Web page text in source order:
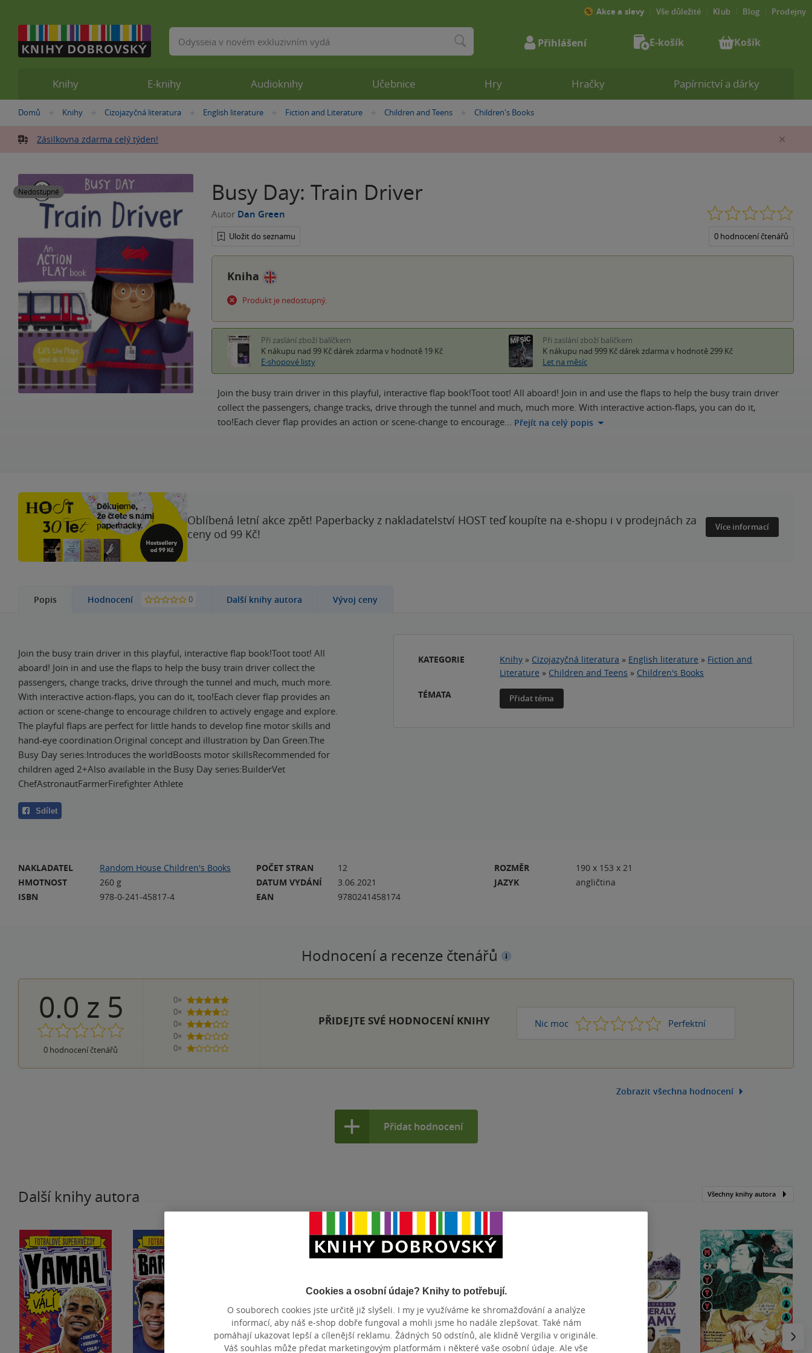
Nacházíte
zde:
Domů »
Knihy »
Cizojazyčná literatura »
English literature »Fiction and Literature »
Children and Teens »
Children's Books
Zásilkovna zdarma celý týden!
Nedostupné Busy Day: Train Driver
Autor Dan Green
Uložit do seznamu 0 hodnocení čtenářů
Kniha
Produkt je nedostupný.
Při zaslání zboží balíčkem
K nákupu nad 99 Kč dárek zdarma v hodnotě 19 Kč
E-shopové listy
Při zaslání zboží balíčkem
K nákupu nad 999 Kč dárek zdarma v hodnotě 299 Kč
Let na měsíc
Join the busy train driver in this playful, interactive flap book!Toot toot! All aboard! Join in and use the flaps to help the busy train driver
collect the passengers, change tracks, drive through the tunnel and much, much more. With interactive action-flaps, you can do it,
too!Each clever flap provides an action or scene-change to encourage… Přejít na celý popis
Oblíbená letní akce zpět! Paperbacky z nakladatelství HOST teď koupíte na e-shopu i v prodejnách za
ceny od 99 Kč!
Více informací
Popis Hodnocení 0 Další knihy autora Vývoj ceny
Join the busy train driver in this playful, interactive flap book!Toot toot! All
aboard! Join in and use the flaps to help the busy train driver collect the
passengers, change tracks, drive through the tunnel and much, much more.
With interactive action-flaps, you can do it, too!Each clever flap provides an
action or scene-change to encourage children to actively engage and explore.
The playful flaps are perfect for little hands to develop fine motor skills and
hand-eye coordination.Original concept and illustration by Dan Green.The
Busy Day series:Introduces the worldBoosts motor skillsRecommended for
children aged 2+Also available in the Busy Day series:BuilderVet
ChefAstronautFarmerFirefighter Athlete
Sdílet
KATEGORIE Knihy » Cizojazyčná literatura » English literature » Fiction and
Literature » Children and Teens » Children's Books
TÉMATA
Přidat téma
NAKLADATEL
Random House Children's Books
HMOTNOST
260 g
ISBN
978-0-241-45817-4
POČET STRAN
12
DATUM VYDÁNÍ
3.06.2021
EAN
9780241458174
ROZMĚR
190 x 153 x 21
JAZYK
angličtina
Hodnocení a recenze čtenářů
0.0 z 5
0 hodnocení čtenářů
0×
5 hvězdiček
0×
4 hvězdičky
0×
3 hvězdičky
0×
2 hvězdičky
0×
1 hvezdička
PŘIDEJTE SVÉ HODNOCENÍ KNIHY Nic moc 1 2 3 4 Perfektní
5
Zobrazit všechna hodnocení
Přidat hodnocení
Další knihy autora Všechny knihy autora
Knihy E-knihy Audioknihy Učebnice Hry Hračky Papírnictví a dárky
Akce a slevy Vše důležité Klub Blog Prodejny
Vyhledávání Přihlášení E-košík Košík
Cookies a osobní údaje? Knihy to potřebují.
O souborech cookies jste určitě již slyšeli. I my je využíváme ke shromažďování a analýze
informací, aby náš e-shop dobře fungoval a mohli jsme ho nadále zlepšovat. Také nám
pomáhají ukazovat lepší a cílenější reklamu. Žádných 50 odstínů, ale klidně Vergilia v originále.
Váš souhlas může předat marketingovým platformám i některé vaše osobní údaje. Ale vše